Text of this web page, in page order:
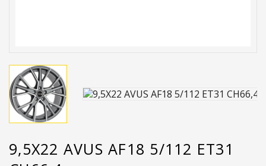
9,5X22 AVUS AF18 5/112 ET31